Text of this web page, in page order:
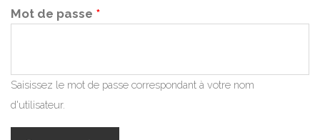
Mot de passe *
Saisissez le mot de passe correspondant à votre nom
d'utilisateur.